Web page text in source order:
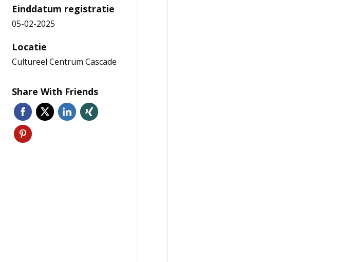
Einddatum registratie
05-02-2025
Locatie
Cultureel Centrum Cascade
Share With Friends